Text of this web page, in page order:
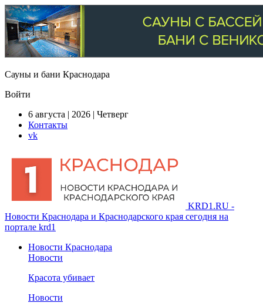
Сауны и бани Краснодара
Войти
6 августа | 2026 | Четверг
Контакты
vk
KRD1.RU -
Новости Краснодара и Краснодарского края сегодня на
портале krd1
Новости Краснодара
Новости
Красота убивает
Новости